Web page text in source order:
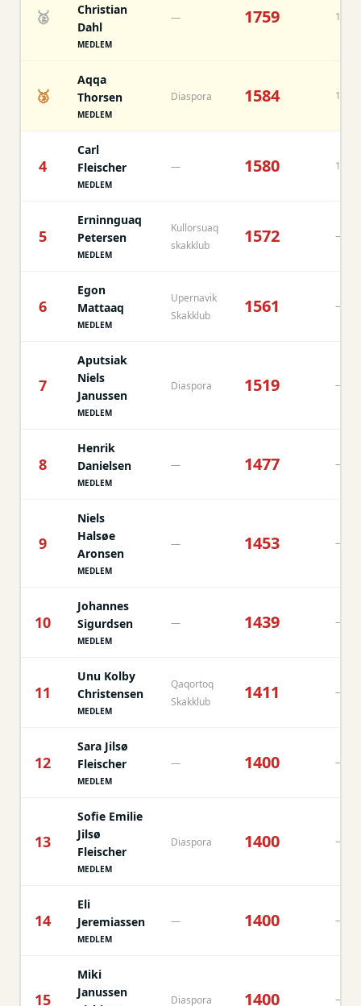
🥈
Christian
Dahl
MEDLEM
— 1759 1858
🥉
Aqqa
Thorsen
MEDLEM
Diaspora 1584 1584
4
Carl
Fleischer
MEDLEM
— 1580 1655
5
Erninnguaq
Petersen
MEDLEM
Kullorsuaq
skakklub
1572 —
6
Egon
Mattaaq
MEDLEM
Upernavik
Skakklub
1561 —
7
Aputsiak
Niels
Janussen
MEDLEM
Diaspora 1519 —
8
Henrik
Danielsen
MEDLEM
— 1477 —
9
Niels
Halsøe
Aronsen
MEDLEM
— 1453 —
10
Johannes
Sigurdsen
MEDLEM
— 1439 —
11
Unu Kolby
Christensen
MEDLEM
Qaqortoq
Skakklub
1411 —
12
Sara Jilsø
Fleischer
MEDLEM
— 1400 —
13
Sofie Emilie
Jilsø
Fleischer
MEDLEM
Diaspora 1400 —
14
Eli
Jeremiassen
MEDLEM
— 1400 —
15
Miki
Janussen
Diaspora 1400 —